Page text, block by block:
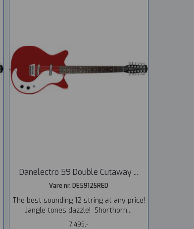
Danelectro 59 Double Cutaway ...
Vare nr. DE5912SRED
The best sounding 12 string at any price!
Jangle tones dazzle! Shorthorn...
7.495,-